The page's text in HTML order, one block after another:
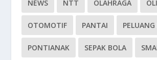
NEWS NTT OLAHRAGA
OTOMOTIF PANTAI
PONTIANAK SEPAK BOLA